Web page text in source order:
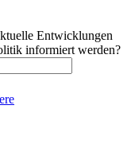
Entwicklungen
informiert werden?